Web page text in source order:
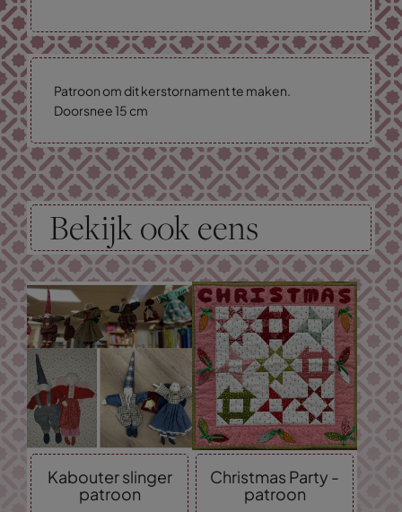
Patroon om dit kerstornament te maken.
Doorsnee 15 cm
Bekijk ook eens
Kabouter slinger
patroon
Christmas Party -
patroon